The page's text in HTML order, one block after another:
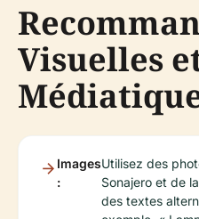
Visuelles
Images
:
Utilisez des
Sonajero et de
des textes